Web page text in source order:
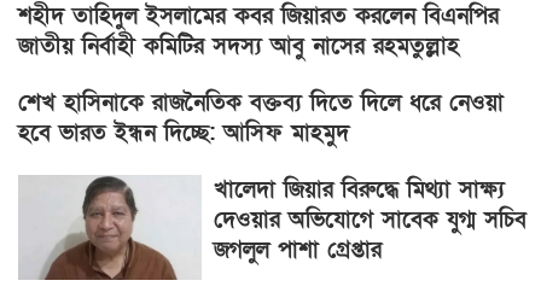
শহীদ তাহিদুল ইসলামের কবর জিয়ারত করলেন বিএনপির
জাতীয় নির্বাহী কমিটির সদস্য আবু নাসের রহমতুল্লাহ
শেখ হাসিনাকে রাজনৈতিক বক্তব্য দিতে দিলে ধরে নেওয়া
হবে ভারত ইন্ধন দিচ্ছে: আসিফ মাহমুদ
খালেদা জিয়ার বিরুদ্ধে মিথ্যা সাক্ষ্য
দেওয়ার অভিযোগে সাবেক যুগ্ম সচিব
জগলুল পাশা গ্রেপ্তার